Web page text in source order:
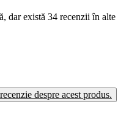
dar există 34 recenzii în alte
despre acest produs.